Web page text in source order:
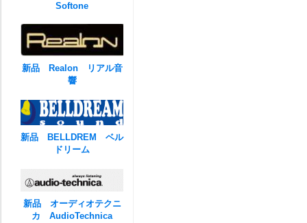
Softone
新品 Realon リアル音
響
新品 BELLDREM ベル
ドリーム
新品 オーディオテクニ
カ AudioTechnica